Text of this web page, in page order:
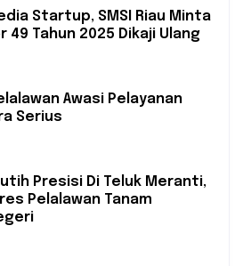
Startup, SMSI Riau Minta
49 Tahun 2025 Dikaji Ulang
Awasi Pelayanan
Serius
Presisi Di Teluk Meranti,
Pelalawan Tanam